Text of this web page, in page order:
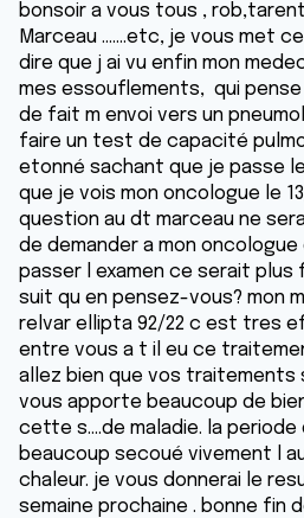
bonsoir a vous tous ,
Marceau .......etc, je vous met
dire que j ai vu enfin mon
mes essouflements, qui
de fait m envoi vers un
faire un test de capacité
etonné sachant que je passe
que je vois mon oncologue le
question au dt marceau ne
de demander a mon
passer l examen ce serait plus
suit qu en pensez-vous? mon
relvar ellipta 92/22 c est tres
entre vous a t il eu ce
allez bien que vos traitements
vous apporte beaucoup de
cette s....de maladie. la periode
beaucoup secoué vivement l
chaleur. je vous donnerai le
semaine prochaine . bonne fin